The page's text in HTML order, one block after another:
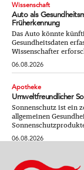
Wissenschaft
Auto als
Früherkennung
Das Auto könnte
Gesundheitsdaten
Wissenschafter
06.08.2026
Apotheke
Umweltfreundlicher
Sonnenschutz ist ein
allgemeinen
06.08.2026